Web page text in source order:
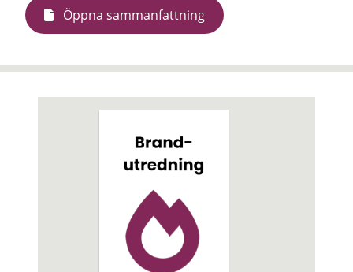
Öppna sammanfattning